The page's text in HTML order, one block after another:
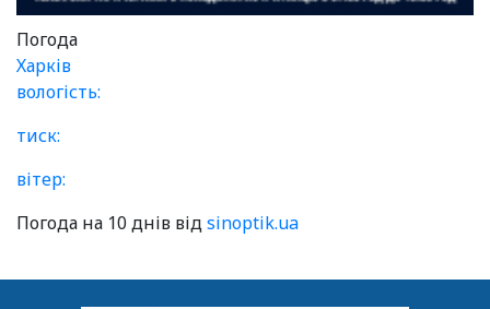
Погода
Харків
вологість:
тиск:
вітер:
Погода на 10 днів відsinoptik.ua